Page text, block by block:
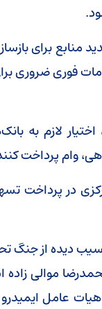
برای
فوری‌ ضروری
لازم به
وام پرداخت
در پرداخت
دیده از جنگ
موالی زاده
عامل